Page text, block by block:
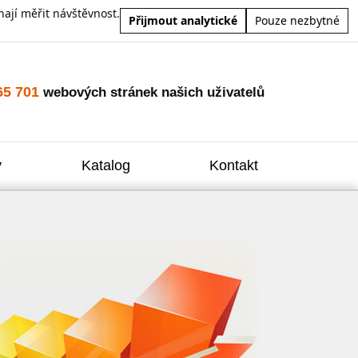
měřit návštěvnost.
Přijmout analytické Pouze nezbytné
701 webových stránek našich uživatelů
Katalog Kontakt